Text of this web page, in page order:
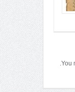
You